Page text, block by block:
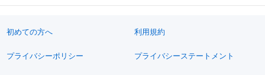
の無い方に限る） 営業エリア 関東エリア各現場（直行・直帰可能）
与 日給1万...
初めての方へ 利用規約
プライバシーポリシー プライバシーステートメント